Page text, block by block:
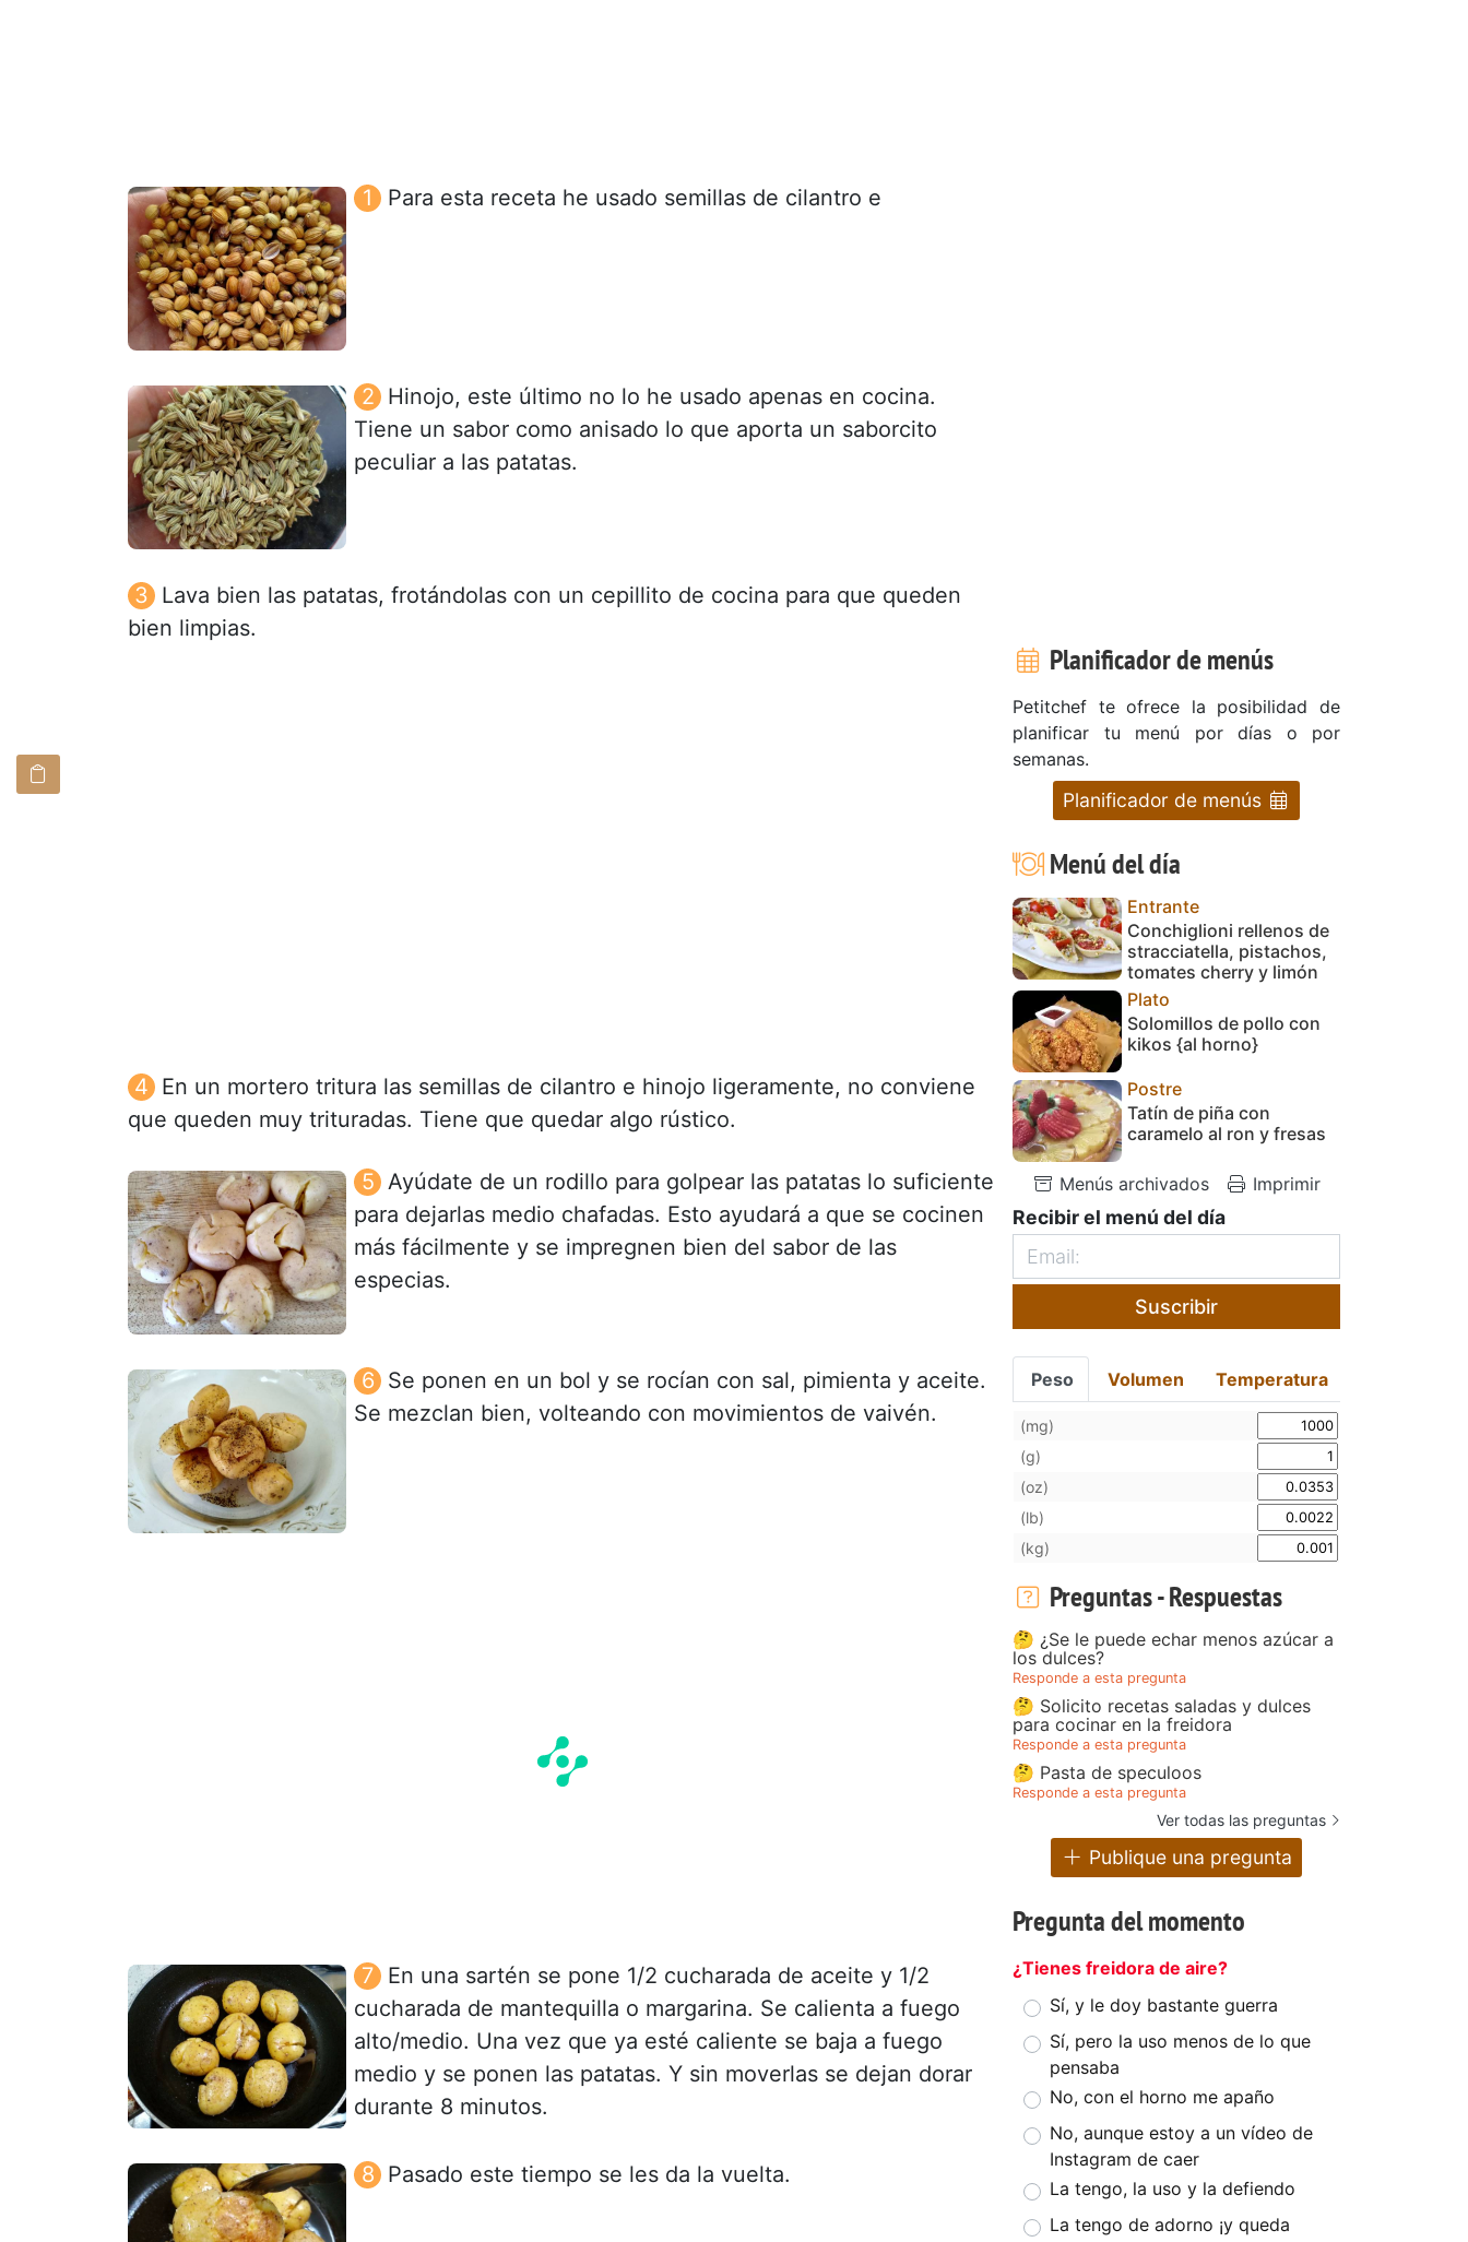
Para esta receta he usado semillas de cilantro e
Hinojo, este último no lo he usado apenas en cocina.
Tiene un sabor como anisado lo que aporta un saborcito
peculiar a las patatas.
Lava bien las patatas, frotándolas con un cepillito de cocina para que queden
bien limpias.
En un mortero tritura las semillas de cilantro e hinojo ligeramente, no conviene
que queden muy trituradas. Tiene que quedar algo rústico.
Ayúdate de un rodillo para golpear las patatas lo suficiente
para dejarlas medio chafadas. Esto ayudará a que se cocinen
más fácilmente y se impregnen bien del sabor de las
especias.
Se ponen en un bol y se rocían con sal, pimienta y aceite.
Se mezclan bien, volteando con movimientos de vaivén.
En una sartén se pone 1/2 cucharada de aceite y 1/2
cucharada de mantequilla o margarina. Se calienta a fuego
alto/medio. Una vez que ya esté caliente se baja a fuego
medio y se ponen las patatas. Y sin moverlas se dejan dorar
durante 8 minutos.
Pasado este tiempo se les da la vuelta.
Planificador de menús
Petitchef te ofrece la posibilidad de
planificar tu menú por días o por
semanas.
Planificador de menús
Menú del día
Entrante
Conchiglioni rellenos de
stracciatella, pistachos,
tomates cherry y limón
Plato
Solomillos de pollo con
kikos {al horno}
Postre
Tatín de piña con
caramelo al ron y fresas
Menús archivados Imprimir
Recibir el menú del día
Suscribir
Peso Volumen Temperatura
(mg)
(g)
(oz)
(lb)
(kg)
Preguntas - Respuestas
🤔 ¿Se le puede echar menos azúcar a
los dulces?
Responde a esta pregunta
🤔 Solicito recetas saladas y dulces
para cocinar en la freidora
Responde a esta pregunta
🤔 Pasta de speculoos
Responde a esta pregunta
Ver todas las preguntas
Publique una pregunta
Pregunta del momento
¿Tienes freidora de aire?
Sí, y le doy bastante guerra
Sí, pero la uso menos de lo que
pensaba
No, con el horno me apaño
No, aunque estoy a un vídeo de
Instagram de caer
La tengo, la uso y la defiendo
La tengo de adorno ¡y queda